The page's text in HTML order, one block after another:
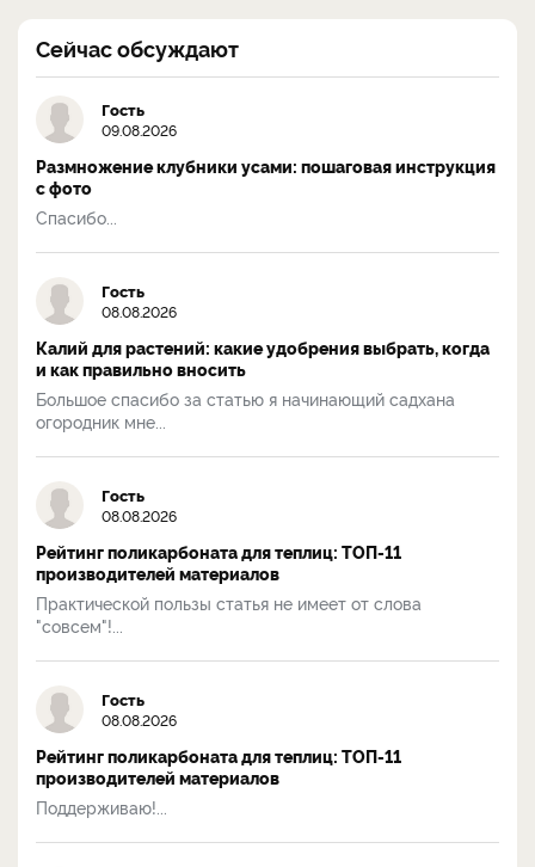
Сейчас обсуждают
Гость
09.08.2026
Размножение клубники усами: пошаговая инструкция
с фото
Спасибо...
Гость
08.08.2026
Калий для растений: какие удобрения выбрать, когда
и как правильно вносить
Большое спасибо за статью я начинающий садхана
огородник мне...
Гость
08.08.2026
Рейтинг поликарбоната для теплиц: ТОП-11
производителей материалов
Практической пользы статья не имеет от слова
"совсем"!...
Гость
08.08.2026
Рейтинг поликарбоната для теплиц: ТОП-11
производителей материалов
Поддерживаю!...